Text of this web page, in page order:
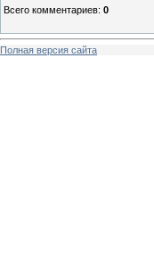
Всего комментариев: 0
Полная версия сайта